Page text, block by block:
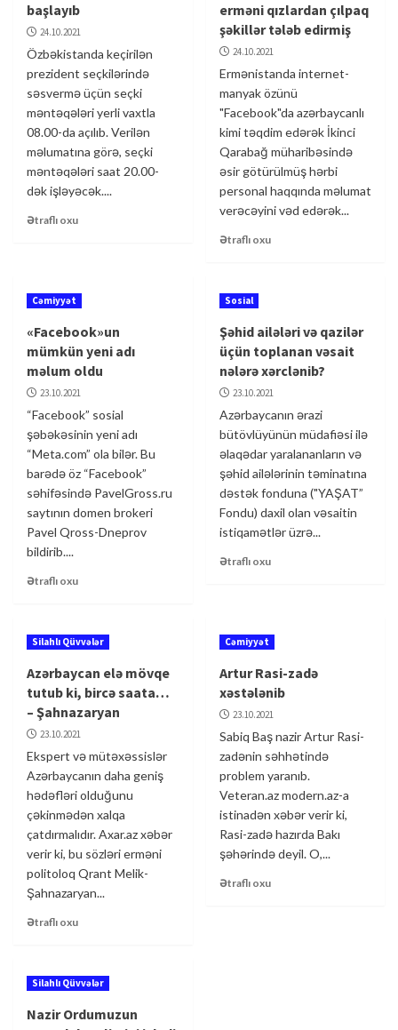
başlayıb
24.10.2021
Özbəkistanda keçirilən
prezident seçkilərində
səsvermə üçün seçki
məntəqələri yerli vaxtla
08.00-da açılıb. Verilən
məlumatına görə, seçki
məntəqələri saat 20.00-
dək işləyəcək....
Ətraflı oxu
erməni qızlardan çılpaq
şəkillər tələb edirmiş
24.10.2021
Ermənistanda internet-
manyak özünü
"Facebook"da azərbaycanlı
kimi təqdim edərək İkinci
Qarabağ müharibəsində
əsir götürülmüş hərbi
personal haqqında məlumat
verəcəyini vəd edərək...
Ətraflı oxu
Cəmiyyət
«Facebook»un
mümkün yeni adı
məlum oldu
23.10.2021
“Facebook” sosial
şəbəkəsinin yeni adı
“Meta.com” ola bilər. Bu
barədə öz “Facebook”
səhifəsində PavelGross.ru
saytının domen brokeri
Pavel Qross-Dneprov
bildirib....
Ətraflı oxu
Sosial
Şəhid ailələri və qazilər
üçün toplanan vəsait
nələrə xərclənib?
23.10.2021
Azərbaycanın ərazi
bütövlüyünün müdafiəsi ilə
əlaqədar yaralananların və
şəhid ailələrinin təminatına
dəstək fonduna ("YAŞAT”
Fondu) daxil olan vəsaitin
istiqamətlər üzrə...
Ətraflı oxu
Silahlı Qüvvələr
Azərbaycan elə mövqe
tutub ki, bircə saata…
– Şahnazaryan
23.10.2021
Ekspert və mütəxəssislər
Azərbaycanın daha geniş
hədəfləri olduğunu
çəkinmədən xalqa
çatdırmalıdır. Axar.az xəbər
verir ki, bu sözləri erməni
politoloq Qrant Melik-
Şahnazaryan...
Ətraflı oxu
Cəmiyyət
Artur Rasi-zadə
xəstələnib
23.10.2021
Sabiq Baş nazir Artur Rasi-
zadənin səhhətində
problem yaranıb.
Veteran.az modern.az-a
istinadən xəbər verir ki,
Rasi-zadə hazırda Bakı
şəhərində deyil. O,...
Ətraflı oxu
Silahlı Qüvvələr
Nazir Ordumuzun